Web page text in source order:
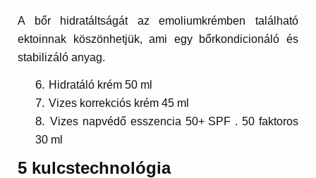
A bőr hidratáltságát az emoliumkrémben található
ektoinnak köszönhetjük, ami egy bőrkondicionáló és
stabilizáló anyag.
Hidratáló krém 50 ml
Vizes korrekciós krém 45 ml
Vizes napvédő esszencia 50+ SPF . 50 faktoros
30 ml
5 kulcstechnológia